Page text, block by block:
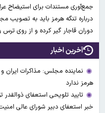
جمع‌آوری مستندات برای استیضاح
درباره تنگه هرمز باید به تصویب
دوران قاجار گیر کرده و از روی
آخرین اخبار
نماینده مجلس: مذاکرات ایران
هرمز ندارد
تایید تلویحی استعفای
خبر استعفای دبیر شورای عالی